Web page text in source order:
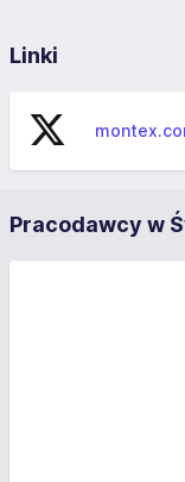
Linki
Pracodawcy w